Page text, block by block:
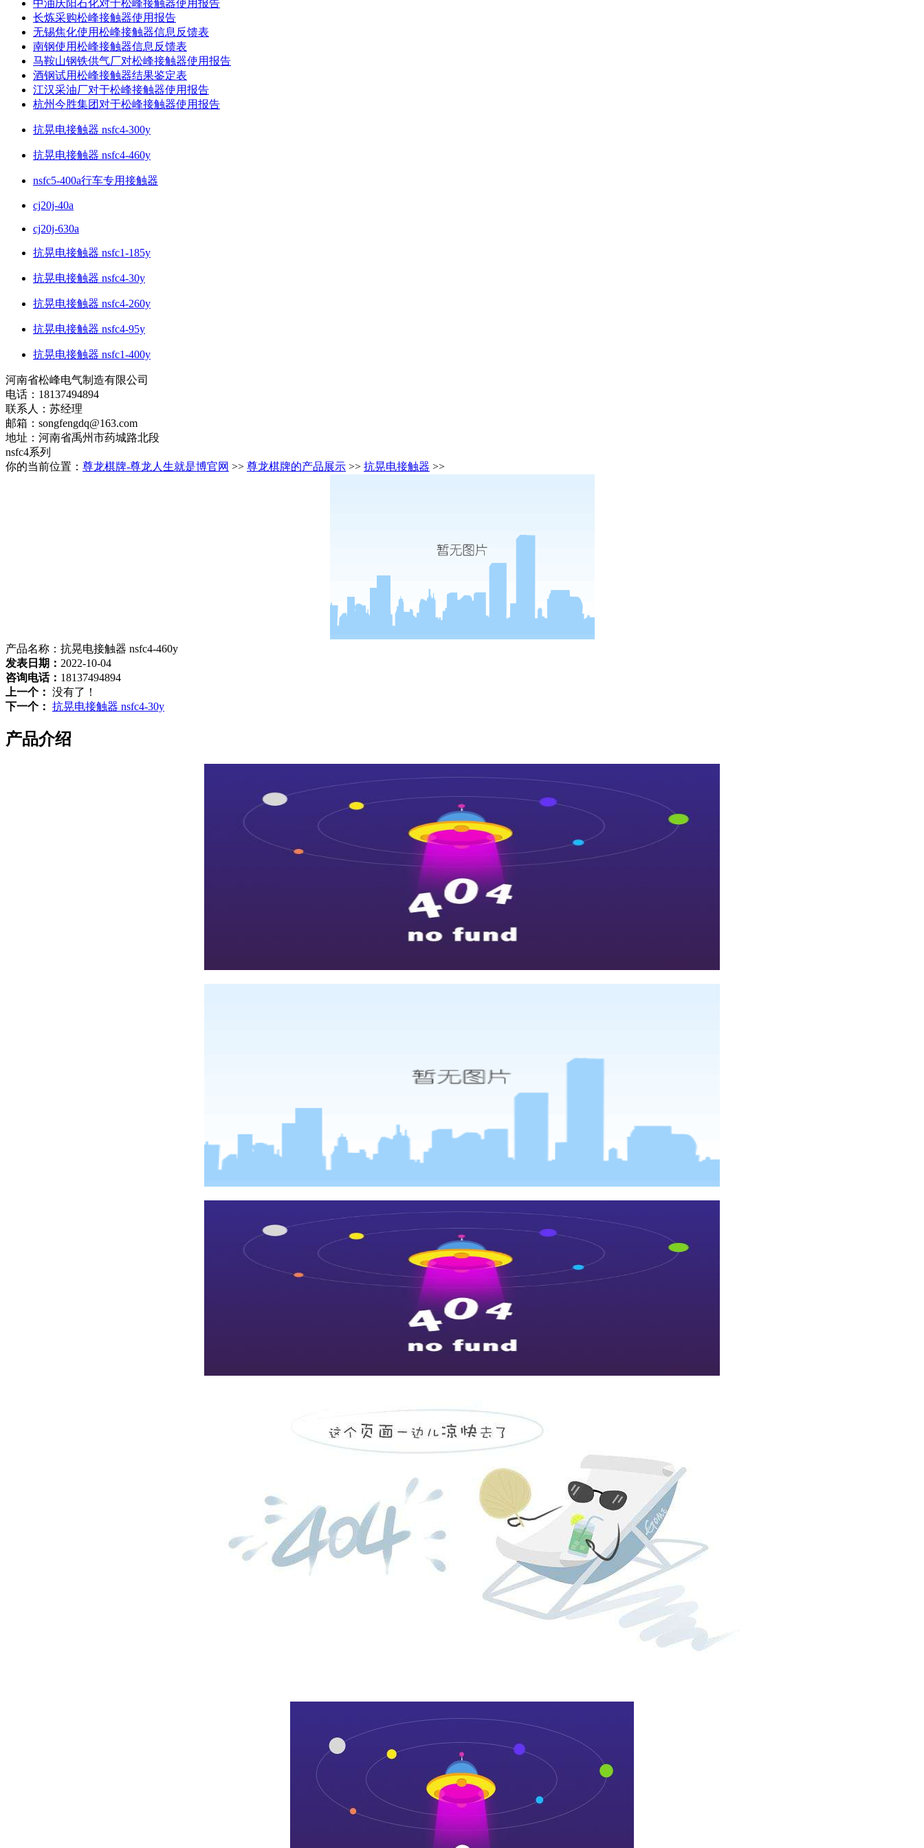
中油庆阳石化对于松峰接触器使用报告
长炼采购松峰接触器使用报告
无锡焦化使用松峰接触器信息反馈表
南钢使用松峰接触器信息反馈表
马鞍山钢铁供气厂对松峰接触器使用报告
酒钢试用松峰接触器结果鉴定表
江汉采油厂对于松峰接触器使用报告
杭州今胜集团对于松峰接触器使用报告
抗晃电接触器 nsfc4-300y
抗晃电接触器 nsfc4-460y
nsfc5-400a行车专用接触器
cj20j-40a
cj20j-630a
抗晃电接触器 nsfc1-185y
抗晃电接触器 nsfc4-30y
抗晃电接触器 nsfc4-260y
抗晃电接触器 nsfc4-95y
抗晃电接触器 nsfc1-400y
河南省松峰电气制造有限公司
电话：18137494894
联系人：苏经理
邮箱： songfengdq@163.com
地址：河南省禹州市药城路北段
nsfc4系列
你的当前位置： 尊龙棋牌-尊龙人生就是博官网 >> 尊龙棋牌的产品展示 >> 抗晃电接触器 >>
产品名称：抗晃电接触器 nsfc4-460y
发表日期： 2022-10-04
咨询电话： 18137494894
上一个： 没有了！
下一个： 抗晃电接触器 nsfc4-30y
产品介绍